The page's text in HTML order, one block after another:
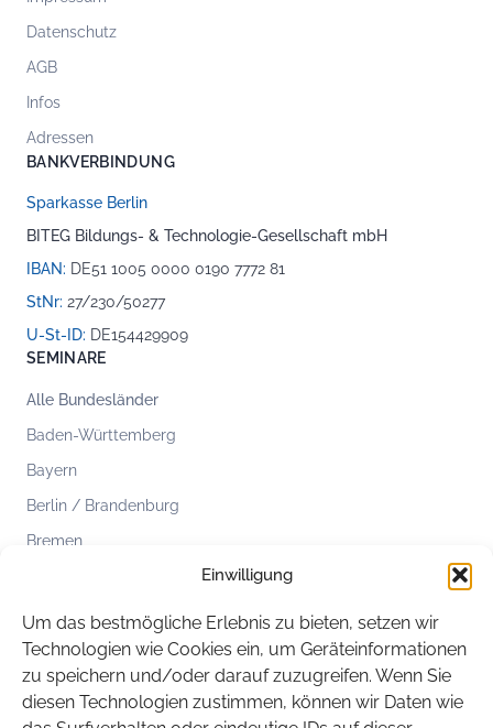
Einwilligung
Um das bestmögliche Erlebnis zu bieten, setzen wir
Technologien wie Cookies ein, um Geräteinformationen
zu speichern und/oder darauf zuzugreifen. Wenn Sie
diesen Technologien zustimmen, können wir Daten wie
Datenschutz
AGB
Infos
Adressen
BANKVERBINDUNG
Sparkasse Berlin
BITEG Bildungs- & Technologie-Gesellschaft mbH
IBAN: DE51 1005 0000 0190 7772 81
StNr: 27/230/50277
U-St-ID: DE154429909
SEMINARE
Alle Bundesländer
Baden-Württemberg
Bayern
Berlin / Brandenburg
Bremen
Mecklenburg-Vorpommern
Niedersachsen
Nordrhein-Westfalen